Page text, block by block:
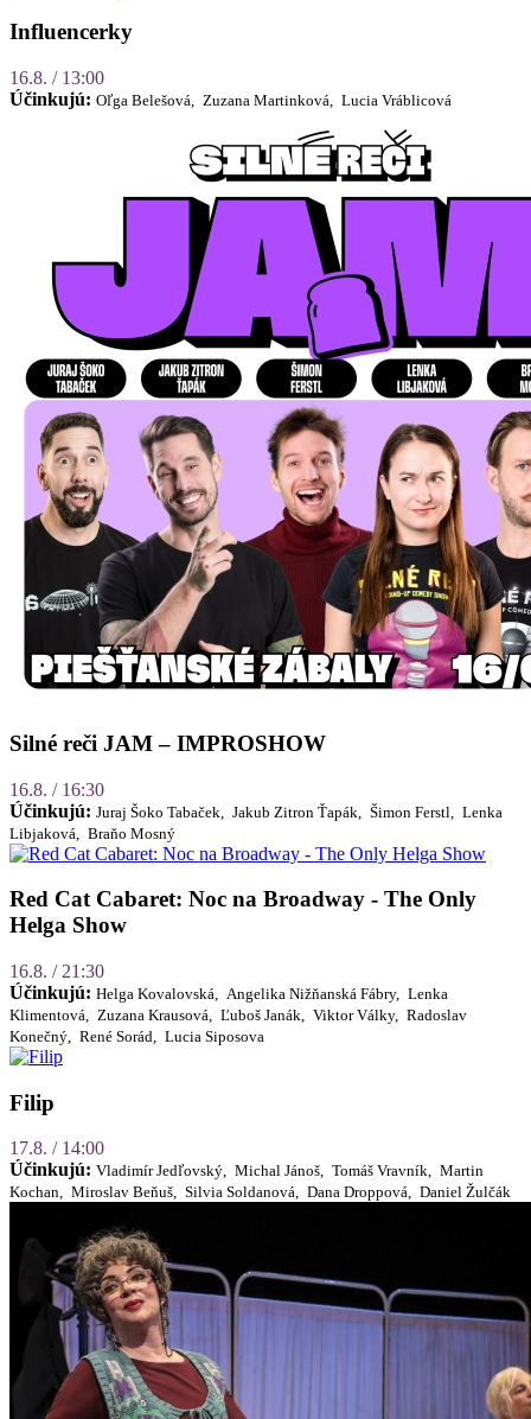
Influencerky
16.8. / 13:00
Účinkujú: Oľga Belešová, Zuzana Martinková, Lucia Vráblicová
Silné reči JAM – IMPROSHOW
16.8. / 16:30
Účinkujú: Juraj Šoko Tabaček, Jakub Zitron Ťapák, Šimon Ferstl,
Lenka
Libjaková,
Braňo Mosný
Red Cat Cabaret: Noc na Broadway - The Only
Helga Show
16.8. / 21:30
Účinkujú: Helga Kovalovská, Angelika Nižňanská Fábry, Lenka
Klimentová,
Zuzana Krausová, Ľuboš Janák, Viktor Války, Radoslav
Konečný,
René Sorád, Lucia Siposova
Filip
17.8. / 14:00
Účinkujú: Vladimír Jedľovský, Michal Jánoš, Tomáš Vravník, Martin
Kochan, Miroslav Beňuš, Silvia Soldanová, Dana Droppová, Daniel Žulčák